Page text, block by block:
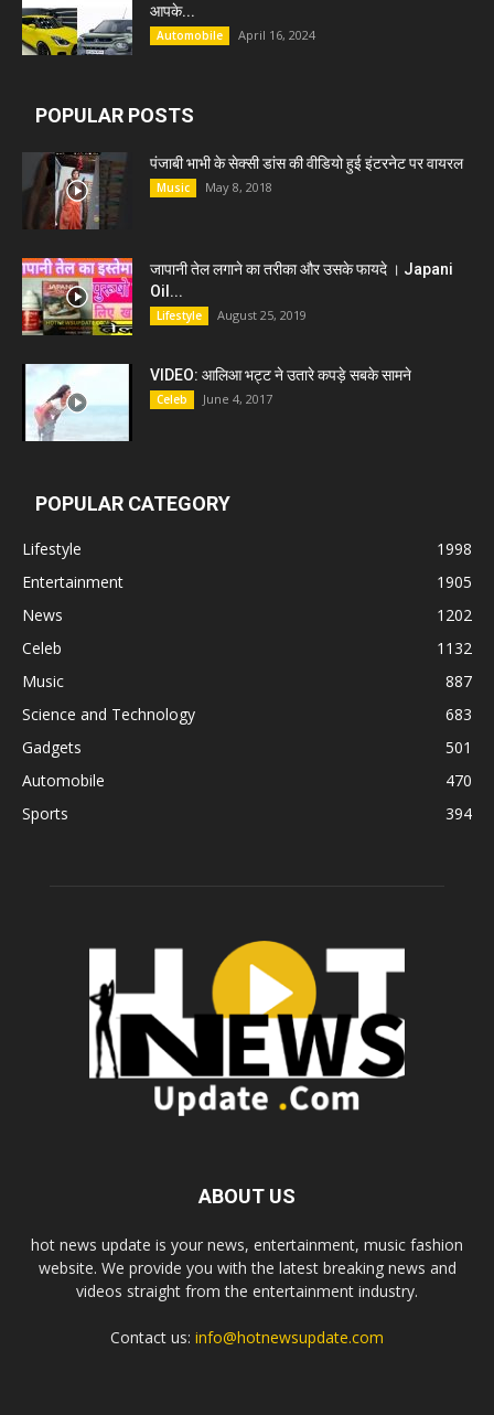
आपके...
Automobile April 16, 2024
POPULAR POSTS
पंजाबी भाभी के सेक्सी डांस की वीडियो हुई इंटरनेट पर वायरल
Music May 8, 2018
जापानी तेल लगाने का तरीका और उसके फायदे । Japani
Oil...
Lifestyle August 25, 2019
VIDEO: आलिआ भट्ट ने उतारे कपड़े सबके सामने
Celeb June 4, 2017
POPULAR CATEGORY
Lifestyle
1998
Entertainment
1905
News
1202
Celeb
1132
Music
887
Science and Technology
683
Gadgets
501
Automobile
470
Sports
394
ABOUT US
hot news update is your news, entertainment, music fashion
website. We provide you with the latest breaking news and
videos straight from the entertainment industry.
Contact us: info@hotnewsupdate.com